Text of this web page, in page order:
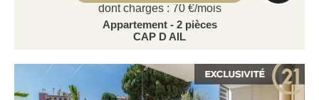
dont charges : 70 €/mois
Appartement - 2 pièces
CAP D AIL